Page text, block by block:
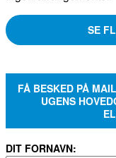
SE
FÅ BESKED PÅ
UGENS
DIT FORNAVN: